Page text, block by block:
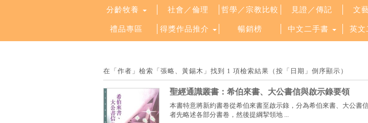
分齡牧養 社會／倫理 哲學／宗教比較 見證／傳記 文
禮品專區 得獎作品推介 暢銷榜 中文二手書 英文
在「作者」檢索「張略、黃錫木」找到 1 項檢索結果（按「日期」倒序顯示）
聖經通識叢書：希伯來書、大公書信與啟示錄要領
本書特意將新約書卷從希伯來書至啟示錄，分為希伯來書、大公書
者先略述各部分書卷，然後提綱挈領地 ...